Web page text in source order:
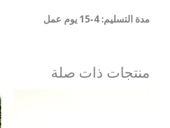
مدة التسليم: 4-15 يوم عمل
منتجات ذات صلة